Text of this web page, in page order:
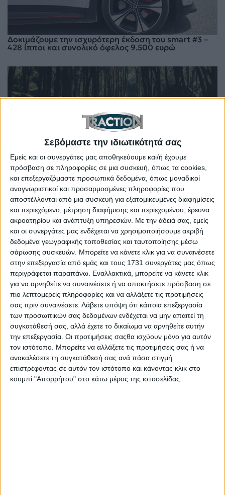
Σεβόμαστε την ιδιωτικότητά σας
Εμείς και οι συνεργάτες μας αποθηκεύουμε και/ή έχουμε
πρόσβαση σε πληροφορίες σε μια συσκευή, όπως τα cookies,
και επεξεργαζόμαστε προσωπικά δεδομένα, όπως μοναδικοί
αναγνωριστικοί και προσαρμοσμένες πληροφορίες που
αποστέλλονται από μια συσκευή για εξατομικευμένες διαφημίσεις
και περιεχόμενο, μέτρηση διαφήμισης και περιεχομένου, έρευνα
ακροατηρίου και ανάπτυξη υπηρεσιών. Με την άδειά σας, εμείς
και οι συνεργάτες μας ενδέχεται να χρησιμοποιήσουμε ακριβή
δεδομένα γεωγραφικής τοποθεσίας και ταυτοποίησης μέσω
σάρωσης συσκευών. Μπορείτε να κάνετε κλικ για να συναινέσετε
στην επεξεργασία από εμάς και τους 1731 συνεργάτες μας όπως
περιγράφεται παραπάνω. Εναλλακτικά, μπορείτε να κάνετε κλικ
για να αρνηθείτε να συναινέσετε ή να αποκτήσετε πρόσβαση σε
πιο λεπτομερείς πληροφορίες και να αλλάξετε τις προτιμήσεις
σας πριν συναινέσετε. Λάβετε υπόψη ότι κάποια επεξεργασία
των προσωπικών σας δεδομένων ενδέχεται να μην απαιτεί τη
συγκατάθεσή σας, αλλά έχετε το δικαίωμα να αρνηθείτε αυτήν
την επεξεργασία. Οι προτιμήσεις σαςθα ισχύουν μόνο για αυτόν
τον ιστότοπο. Μπορείτε να αλλάξετε τις προτιμήσεις σας ή να
ανακαλέσετε τη συγκατάθεσή σας ανά πάσα στιγμή
επιστρέφοντας σε αυτόν τον ιστότοπο και κάνοντας κλικ στο
κουμπί "Απορρήτου" στο κάτω μέρος της ιστοσελίδας.
Δοκιμάζουμε την ισχυρότερη έκδοση του smart #3 –
428 ίπποι και συνολικό όφελος 9.500 ευρώ
Το πιο προσιτό smart στην Ελλάδα – Τώρα με όφελος
5.000 ευρώ και επιτόκιο 3,9%
Δοκιμή smart #3